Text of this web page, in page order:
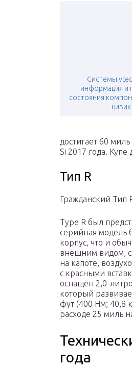
Системы
информация и
состояния
цивик
достигает 60
Si 2017 года.
Тип R
Гражданский Тип
Type R был
серийная модель
корпус, что и
внешним видом, с
на капоте,
с красными
оснащен 2,0-
который
фут (400 Нм; 40,8
расходе 25 миль
года